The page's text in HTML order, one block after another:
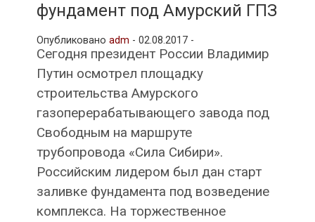
и
фундамент под Амурский ГПЗ
Опубликовано adm - 02.08.2017 -
Сегодня президент России Владимир
Путин осмотрел площадку
строительства Амурского
газоперерабатывающего завода под
Свободным на маршруте
трубопровода «Сила Сибири».
Российским лидером был дан старт
заливке фундамента под возведение
комплекса. На торжественное